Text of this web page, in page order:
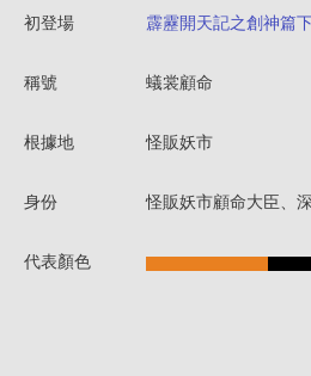
初登場 霹靂開天記之創神篇
稱號 蟻裳顧命
根據地 怪販妖市
身份 怪販妖市顧命大臣、
代表顏色